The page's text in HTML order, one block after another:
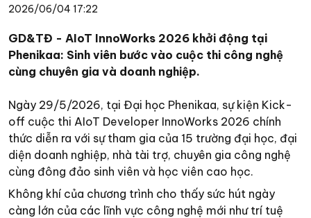
2026/06/04 17:22
GD&TĐ - AIoT InnoWorks 2026 khởi động tại
Phenikaa: Sinh viên bước vào cuộc thi công nghệ
cùng chuyên gia và doanh nghiệp.
Ngày 29/5/2026, tại Đại học Phenikaa, sự kiện Kick-
off cuộc thi AIoT Developer InnoWorks 2026 chính
thức diễn ra với sự tham gia của 15 trường đại học, đại
diện doanh nghiệp, nhà tài trợ, chuyên gia công nghệ
cùng đông đảo sinh viên và học viên cao học.
Không khí của chương trình cho thấy sức hút ngày
càng lớn của các lĩnh vực công nghệ mới như trí tuệ